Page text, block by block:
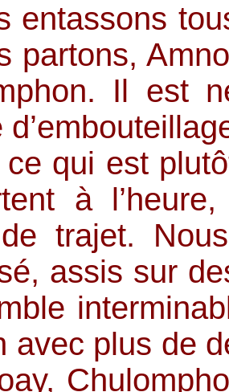
entassons
partons,
Il est
ce qui est
à
trajet.
assis sur
avec plus de